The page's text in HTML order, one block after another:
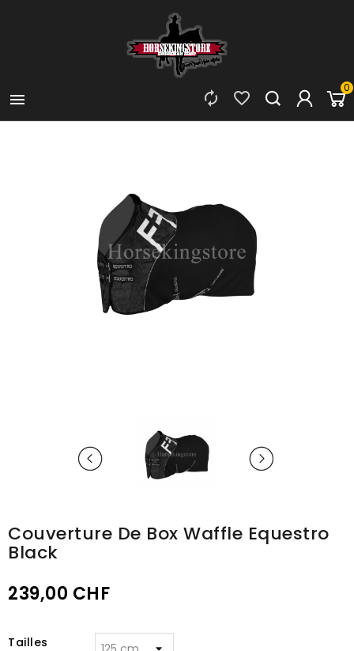

0


Couverture De Box Waffle Equestro
Black
239,00 CHF
Tailles